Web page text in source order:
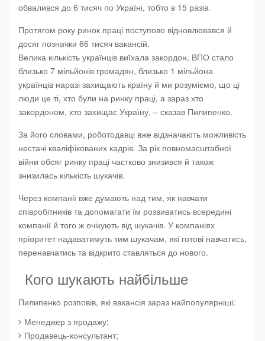
обвалився до 6 тисяч по Україні, тобто в 15 разів.
Протягом року ринок праці поступово відновлювався й
досяг позначки 66 тисяч вакансій.
Велика кількість українців виїхала закордон, ВПО стало
близько 7 мільйонів громадян, близько 1 мільйона
українців наразі захищають країну й ми розуміємо, що ці
люди це ті, хто були на ринку праці, а зараз хто
закордоном, хто захищає Україну, – сказав Пилипенко.
За його словами, роботодавці вже відзначають можливість
нестачі кваліфікованих кадрів. За рік повномасштабної
війни обсяг ринку праці частково знизився й також
знизилась кількість шукачів.
Через компанії вже думають над тим, як навчати
співробітників та допомагати їм розвиватись всередині
компанії й того ж очікують від шукачів. У компаніях
пріоритет надаватимуть тим шукачам, які готові навчатись,
перенавчатись та відкрито ставляться до нового.
Кого шукають найбільше
Пилипенко розповів, які вакансія зараз найпопулярніші:
Менеджер з продажу;
Продавець-консультант;